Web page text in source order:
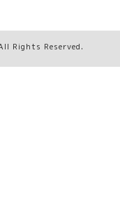
Rights Reserved.